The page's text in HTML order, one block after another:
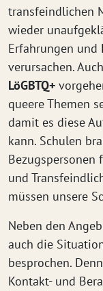
transfeindlichen
wieder
Erfahrungen und
verursachen.
LöGBTQ+
queere Themen
damit es diese
kann. Schulen
Bezugspersonen
und
müssen unsere
Neben den
auch die
besprochen.
Kontakt- und